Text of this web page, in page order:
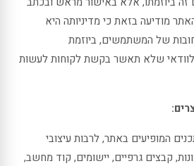
מודיעה בזאת כי מדיניותה היא
של המשתמשים, ביוזמת
שלא תאשר בקשת לקוחות לעשות
המופיעים באתר, לרבות עיצובי
קבצים גרפיים, יישומים, קוד מחשב,